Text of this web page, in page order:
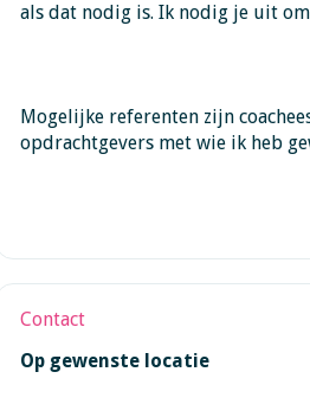
als dat nodig is. Ik nodig je uit
Mogelijke referenten zijn
opdrachtgevers met wie ik heb
Contact
Op gewenste locatie